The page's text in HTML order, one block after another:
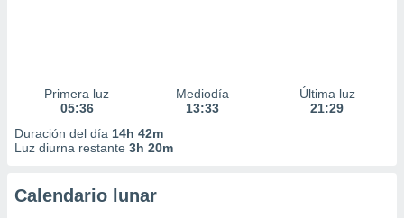
Primera luz
05:36
Mediodía
13:33
Última luz
21:29
Duración del día 14h 42m
Luz diurna restante 3h 20m
Calendario lunar